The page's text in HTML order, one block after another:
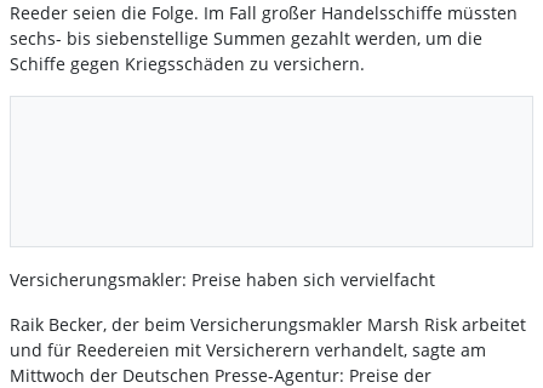
Reeder seien die Folge. Im Fall großer Handelsschiffe müssten
sechs- bis siebenstellige Summen gezahlt werden, um die
Schiffe gegen Kriegsschäden zu versichern.
Versicherungsmakler: Preise haben sich vervielfacht
Raik Becker, der beim Versicherungsmakler Marsh Risk arbeitet
und für Reedereien mit Versicherern verhandelt, sagte am
Mittwoch der Deutschen Presse-Agentur: Preise der